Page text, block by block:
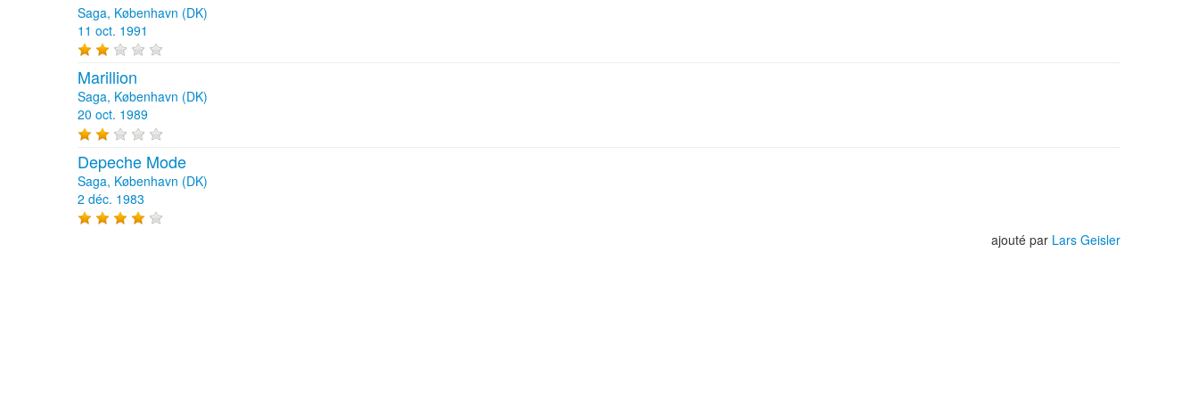
Saga, København (DK)
11 oct. 1991
Marillion
Saga, København (DK)
20 oct. 1989
Depeche Mode
Saga, København (DK)
2 déc. 1983
ajouté par Lars Geisler